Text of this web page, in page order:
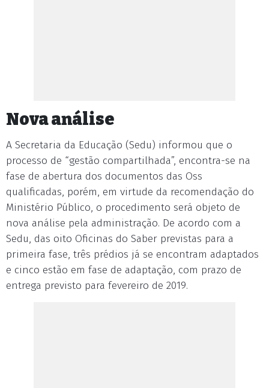
Nova análise
A Secretaria da Educação (Sedu) informou que o
processo de “gestão compartilhada”, encontra-se na
fase de abertura dos documentos das Oss
qualificadas, porém, em virtude da recomendação do
Ministério Público, o procedimento será objeto de
nova análise pela administração. De acordo com a
Sedu, das oito Oficinas do Saber previstas para a
primeira fase, três prédios já se encontram adaptados
e cinco estão em fase de adaptação, com prazo de
entrega previsto para fevereiro de 2019.